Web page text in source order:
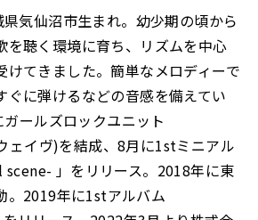
気仙沼市生まれ。幼少期の頃から
を聴く環境に育ち、リズムを中心
けてきました。簡単なメロディーで
ぐに弾けるなどの音感を備えてい
ールズロックユニット
ェイヴ)を結成、8月に1stミニアル
」をリリース。2018年に東
。2019年に1stアルバム